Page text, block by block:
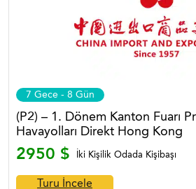
7 Gece - 8 Gün
(P2) – 1. Dönem Kanton Fuarı
Havayolları Direkt Hong Kong
2950 $ İki Kişilik Odada Kişibaşı
Turu İncele